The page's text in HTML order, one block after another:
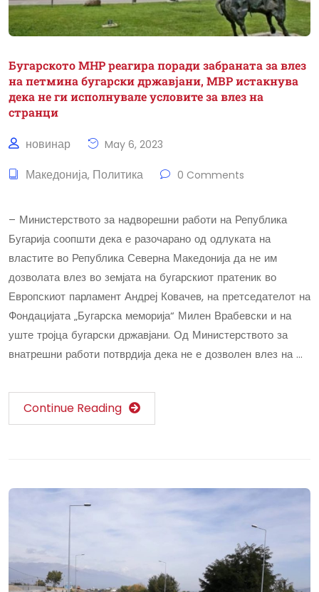
Бугарското МНР реагира поради забраната за влез
на петмина бугарски државјани, МВР истакнува
дека не ги исполнувале условите за влез на
странци
новинар May 6, 2023
Македонија, Политика 0 Comments
– Министерството за надворешни работи на Република
Бугарија соопшти дека е разочарано од одлуката на
властите во Република Северна Македонија да не им
дозволата влез во земјата на бугарскиот пратеник во
Европскиот парламент Андреј Ковачев, на претседателот на
Фондацијата „Бугарска меморија“ Милен Врабевски и на
уште тројца бугарски државјани. Од Министерството за
внатрешни работи потврдија дека не е дозволен влез на …
Continue Reading